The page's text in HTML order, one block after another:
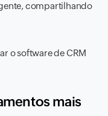
compartilhando
o software de CRM
mais